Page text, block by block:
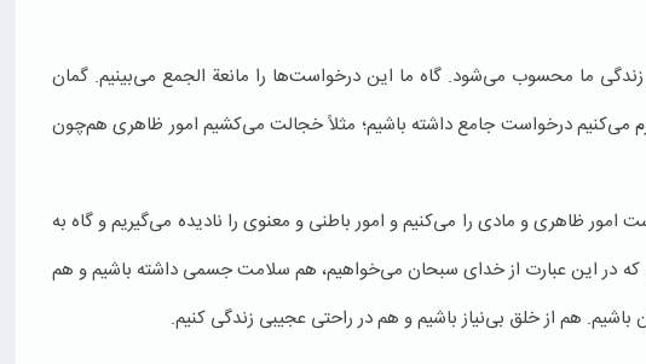
ما محسوب می‌شود. گاه ما این درخواست‌ها را مانعة الجمع می‌بینیم. گمان
می‌کنیم درخواست جامع داشته باشیم؛ مثلاً خجالت می‌کشیم امور ظاهری هم‌چون
ظاهری و مادی را می‌کنیم و امور باطنی و معنوی را نادیده می‌گیریم و گاه به
در این عبارت از خدای سبحان می‌خواهیم، هم سلامت جسمی داشته باشیم و هم
هم از خلق بی‌نیاز باشیم و هم در راحتی عجیبی زندگی کنیم.